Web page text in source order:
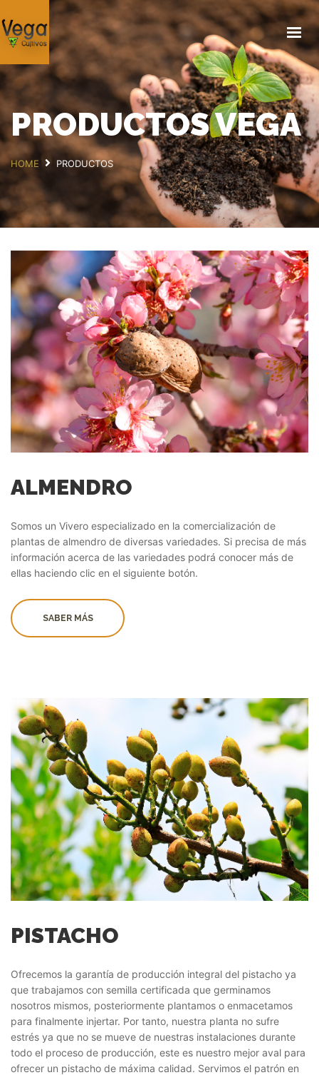
INICIO
¿QUIÉNES SOMOS?
SERVICIOS
PRODUCTOS
GALERÍA
BLOG
CONTACTO
PRODUCTOS VEGA
HOME PRODUCTOS
ALMENDRO
Somos un Vivero especializado en la comercialización de
plantas de almendro de diversas variedades. Si precisa de más
información acerca de las variedades podrá conocer más de
ellas haciendo clic en el siguiente botón.
SABER MÁS
PISTACHO
Ofrecemos la garantía de producción integral del pistacho ya
que trabajamos con semilla certificada que germinamos
nosotros mismos, posteriormente plantamos o enmacetamos
para finalmente injertar. Por tanto, nuestra planta no sufre
estrés ya que no se mueve de nuestras instalaciones durante
todo el proceso de producción, este es nuestro mejor aval para
ofrecer un pistacho de máxima calidad. Servimos el patrón en